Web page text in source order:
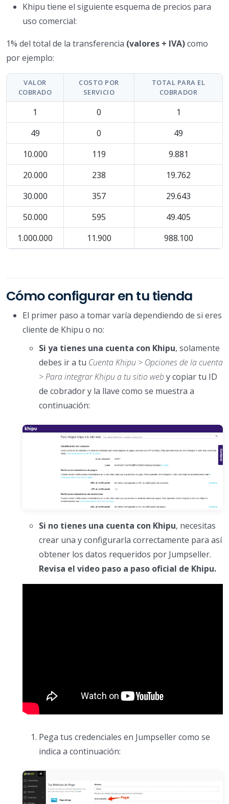
Khipu tiene el siguiente esquema de precios para
uso comercial:
1% del total de la transferencia (valores + IVA)como
por ejemplo:
VALOR
COBRADO
COSTO POR
SERVICIO
TOTAL PARA EL
COBRADOR
1 0
1
49
0
49
10.000
119
9.881
20.000
238
19.762
30.000
357
29.643
50.000
595
49.405
1.000.000
11.900 988.100
Cómo configurar en tu tienda
El primer paso a tomar varía dependiendo de si eres
cliente de Khipu o no:
Si ya tienes una cuenta con Khipu, solamente
debes ir a tu Cuenta Khipu > Opciones de la cuenta
> Para integrar Khipu a tu sitio weby copiar tu ID
de cobrador y la llave como se muestra a
continuación:
Si no tienes una cuenta con Khipu, necesitas
crear una y configurarla correctamente para así
obtener los datos requeridos por Jumpseller.
Revisa el video paso a paso oficial de Khipu.
Pega tus credenciales en Jumpseller como se
indica a continuación: